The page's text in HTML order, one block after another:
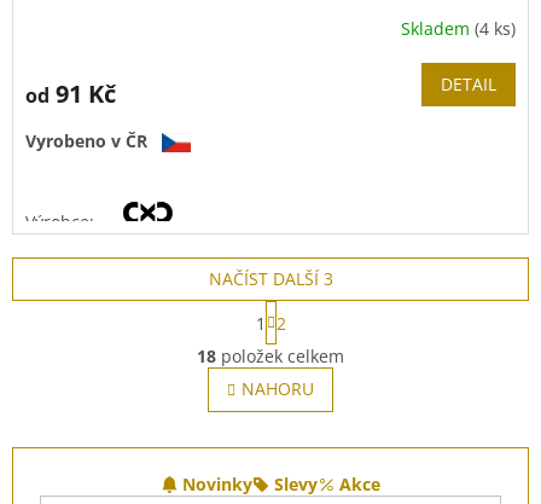
Skladem (4 ks)
od 91 Kč DETAIL
Vyrobeno v ČR
Výrobce:
Materiál:mosazCuZn40Pb2
O
v
l
á
c
NAČÍST DALŠÍ 3
S
t
r
á
n
k
v
á
n
1
2
18 položek celkem
NAHORU
Novinky Slevy
Akce